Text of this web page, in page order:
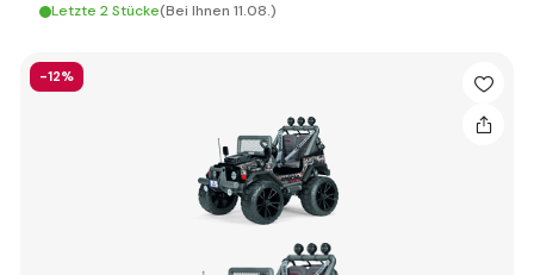
Letzte 2 Stücke(Bei Ihnen 11.08.)
-12%